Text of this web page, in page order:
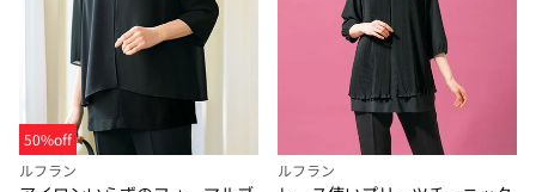
50%off
ルフラン
ルフラン